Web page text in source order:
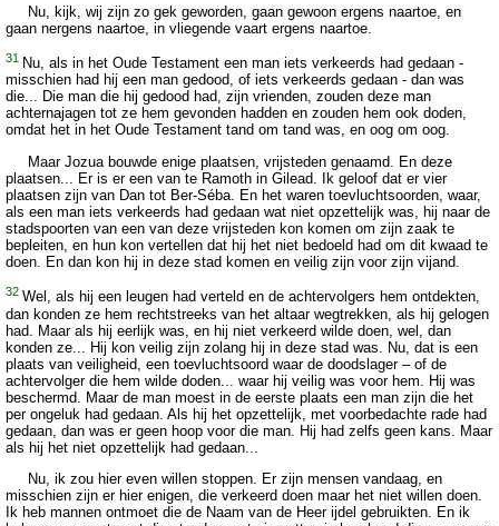
Nu, kijk, wij zijn zo gek geworden, gaan gewoon ergens naartoe, en
gaan nergens naartoe, in vliegende vaart ergens naartoe.
31 Nu, als in het Oude Testament een man iets verkeerds had gedaan -
misschien had hij een man gedood, of iets verkeerds gedaan - dan was
die... Die man die hij gedood had, zijn vrienden, zouden deze man
achternajagen tot ze hem gevonden hadden en zouden hem ook doden,
omdat het in het Oude Testament tand om tand was, en oog om oog.
Maar Jozua bouwde enige plaatsen, vrijsteden genaamd. En deze
plaatsen... Er is er een van te Ramoth in Gilead. Ik geloof dat er vier
plaatsen zijn van Dan tot Ber-Séba. En het waren toevluchtsoorden, waar,
als een man iets verkeerds had gedaan wat niet opzettelijk was, hij naar de
stadspoorten van een van deze vrijsteden kon komen om zijn zaak te
bepleiten, en hun kon vertellen dat hij het niet bedoeld had om dit kwaad te
doen. En dan kon hij in deze stad komen en veilig zijn voor zijn vijand.
32 Wel, als hij een leugen had verteld en de achtervolgers hem ontdekten,
dan konden ze hem rechtstreeks van het altaar wegtrekken, als hij gelogen
had. Maar als hij eerlijk was, en hij niet verkeerd wilde doen, wel, dan
konden ze... Hij kon veilig zijn zolang hij in deze stad was. Nu, dat is een
plaats van veiligheid, een toevluchtsoord waar de doodslager – of de
achtervolger die hem wilde doden... waar hij veilig was voor hem. Hij was
beschermd. Maar de man moest in de eerste plaats een man zijn die het
per ongeluk had gedaan. Als hij het opzettelijk, met voorbedachte rade had
gedaan, dan was er geen hoop voor die man. Hij had zelfs geen kans. Maar
als hij het niet opzettelijk had gedaan...
Nu, ik zou hier even willen stoppen. Er zijn mensen vandaag, en
misschien zijn er hier enigen, die verkeerd doen maar het niet willen doen.
Ik heb mannen ontmoet die de Naam van de Heer ijdel gebruikten. En ik